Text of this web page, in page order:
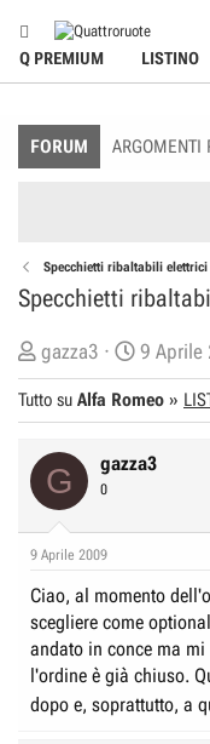
Q PREMIUM LISTINO
FORUM ARGOMENTI
Specchietti ribaltabili
Specchietti
C
r
e
t
e
D
i
s
c
u
gazza3
D
a
t
d
z
i
o
9 Aprile
Tutto su Alfa Romeo »
G gazza3
0
9 Aprile 2009
Ciao, al momento
scegliere come
andato in conce ma
l'ordine è già chiuso.
dopo e, soprattutto, a